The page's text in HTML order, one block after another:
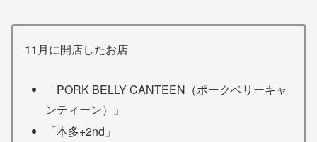
11月に開店したお店
「PORK BELLY CANTEEN（ポークベリーキャ
ンティーン）」
「本多+2nd」